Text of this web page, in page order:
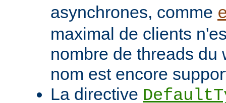
asynchrones, comme
maximal de clients
nombre de threads du
nom est encore
La directive